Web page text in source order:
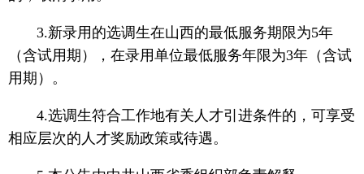
3.新录用的选调生在山西的最低服务期限为5年
（含试用期），在录用单位最低服务年限为3年（含试
用期）。
4.选调生符合工作地有关人才引进条件的，可享受
相应层次的人才奖励政策或待遇。